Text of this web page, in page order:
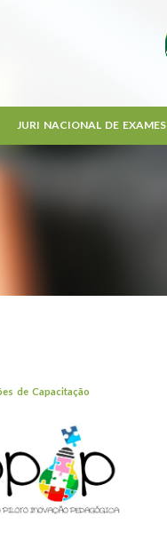
JURI NACIONAL DE EXAMES
de Capacitação